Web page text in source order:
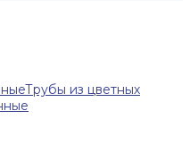
Трубы из цветных